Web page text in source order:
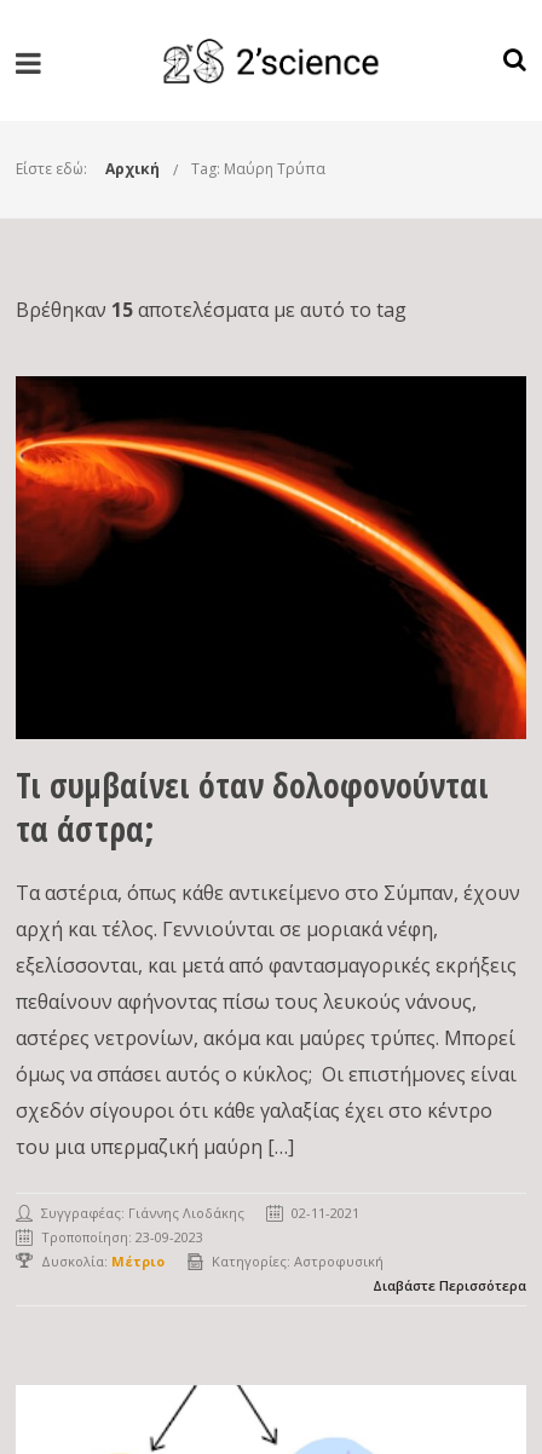
Είστε εδώ: Αρχική Tag: Μαύρη Τρύπα
Βρέθηκαν 15αποτελέσματα με αυτό το tag
Τι συμβαίνει όταν δολοφονούνται
τα άστρα;
Τα αστέρια, όπως κάθε αντικείμενο στο Σύμπαν, έχουν
αρχή και τέλος. Γεννιούνται σε μοριακά νέφη,
εξελίσσονται, και μετά από φαντασμαγορικές εκρήξεις
πεθαίνουν αφήνοντας πίσω τους λευκούς νάνους,
αστέρες νετρονίων, ακόμα και μαύρες τρύπες. Μπορεί
όμως να σπάσει αυτός ο κύκλος; Οι επιστήμονες είναι
σχεδόν σίγουροι ότι κάθε γαλαξίας έχει στο κέντρο
του μια υπερμαζική μαύρη […]
Συγγραφέας: Γιάννης Λιοδάκης
02-11-2021
Τροποποίηση: 23-09-2023
Δυσκολία: Μέτριο Κατηγορίες:Αστροφυσική
Διαβάστε Περισσότερα